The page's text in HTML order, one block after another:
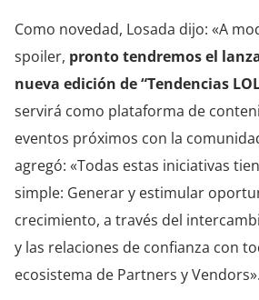
Como novedad, Losada dijo: «A
spoiler, pronto tendremos el
nueva edición de “Tendencias
servirá como plataforma de
eventos próximos con la
agregó: «Todas estas iniciativas
simple: Generar y estimular
crecimiento, a través del
y las relaciones de confianza con
ecosistema de Partners y Vendors».